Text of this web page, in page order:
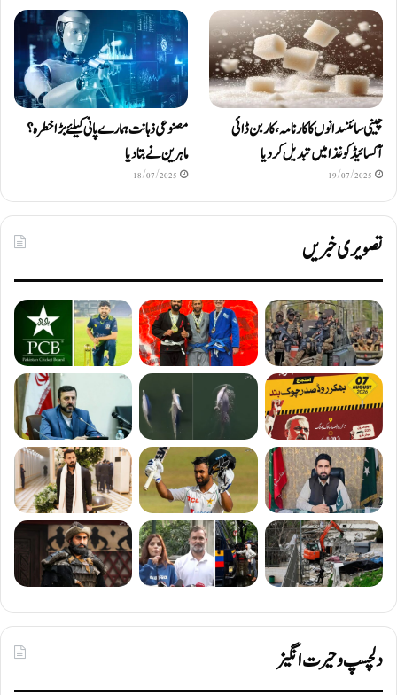
چینی سائنسدانوں کا کارنامہ، کاربن ڈائی
آکسائیڈ کو غذا میں تبدیل کردیا
19/07/2025
مصنوعی ذہانت ہمارے پانی کیلئے بڑا خطرہ؟
ماہرین نے بتا دیا
18/07/2025
تصویری خبریں
دلچسپ و حیرت انگیز